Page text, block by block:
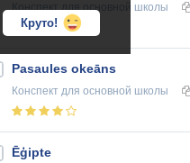
Круто!
Конспектдля основной школы
Pasaules okeāns
Конспект для основной школы
Ēģipte